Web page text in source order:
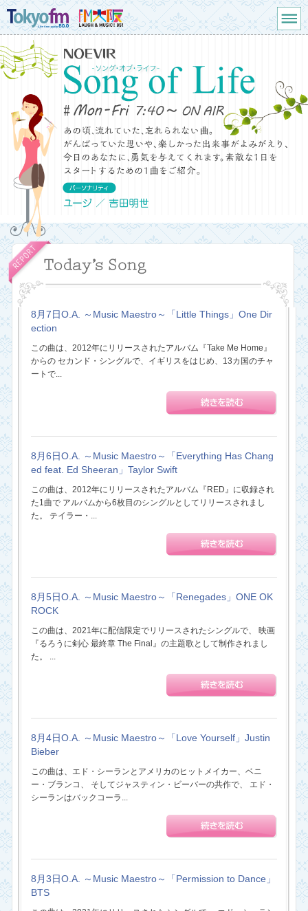
8月7日O.A. ～Music Maestro～「Little Things」One Dir
ection
この曲は、2012年にリリースされたアルバム『Take Me Home』
からの セカンド・シングルで、イギリスをはじめ、13カ国のチャ
ートで...
8月6日O.A. ～Music Maestro～「Everything Has Chang
ed feat. Ed Sheeran」Taylor Swift
この曲は、2012年にリリースされたアルバム『RED』に収録され
た1曲で アルバムから6枚目のシングルとしてリリースされまし
た。 テイラー・...
8月5日O.A. ～Music Maestro～「Renegades」ONE OK
ROCK
この曲は、2021年に配信限定でリリースされたシングルで、 映画
『るろうに剣心 最終章 The Final』の主題歌として制作されまし
た。 ...
8月4日O.A. ～Music Maestro～「Love Yourself」Justin
Bieber
この曲は、エド・シーランとアメリカのヒットメイカー、ベニ
ー・ブランコ、 そしてジャスティン・ビーバーの共作で、 エド・
シーランはバックコーラ...
8月3日O.A. ～Music Maestro～「Permission to Dance」
BTS